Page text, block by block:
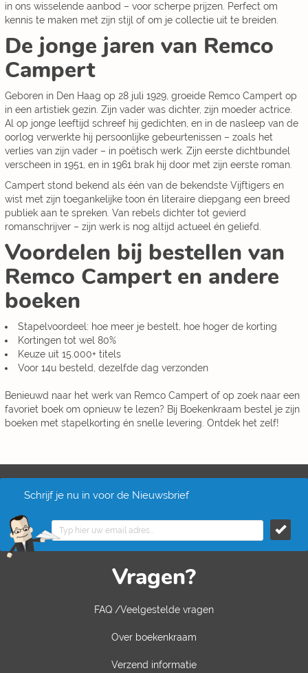
in ons wisselende aanbod – voor scherpe prijzen. Perfect om
kennis te maken met zijn stijl of om je collectie uit te breiden.
De jonge jaren van Remco
Campert
Geboren in Den Haag op 28 juli 1929, groeide Remco Campert op
in een artistiek gezin. Zijn vader was dichter, zijn moeder actrice.
Al op jonge leeftijd schreef hij gedichten, en in de nasleep van de
oorlog verwerkte hij persoonlijke gebeurtenissen – zoals het
verlies van zijn vader – in poëtisch werk. Zijn eerste dichtbundel
verscheen in 1951, en in 1961 brak hij door met zijn eerste roman.
Campert stond bekend als één van de bekendste Vijftigers en
wist met zijn toegankelijke toon én literaire diepgang een breed
publiek aan te spreken. Van rebels dichter tot gevierd
romanschrijver – zijn werk is nog altijd actueel én geliefd.
Voordelen bij bestellen van
Remco Campert en andere
boeken
Stapelvoordeel: hoe meer je bestelt, hoe hoger de korting
Kortingen tot wel 80%
Keuze uit 15.000+ titels
Voor 14u besteld, dezelfde dag verzonden
Benieuwd naar het werk van Remco Campert of op zoek naar een
favoriet boek om opnieuw te lezen? Bij Boekenkraam bestel je zijn
boeken met stapelkorting én snelle levering. Ontdek het zelf!
Schrijf je nu in voor de Nieuwsbrief
Vragen?
FAQ /Veelgestelde vragen
Over boekenkraam
Verzend informatie